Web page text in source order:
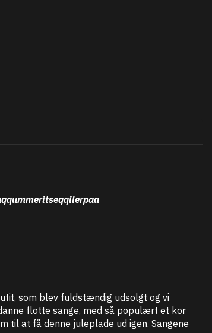
som blev fuldstændig udsolgt og vi
flotte sange, med så populært et kor
til at få denne juleplade ud igen. Sangene